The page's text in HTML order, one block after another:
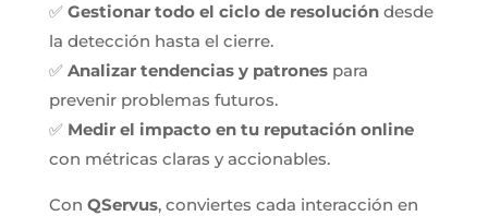
✅ Gestionar todo el ciclo de resolucióndesde
la detección hasta el cierre.
✅ Analizar tendencias y patronespara
prevenir problemas futuros.
✅ Medir el impacto en tu reputación online
con métricas claras y accionables.
Con QServus, conviertes cada interacción en